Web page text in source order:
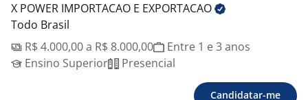
X POWER IMPORTACAO E EXPORTACAO
Todo Brasil
R$ 4.000,00 a R$ 8.000,00
Entre 1 e 3 anos
Ensino Superior
Presencial
Candidatar-me